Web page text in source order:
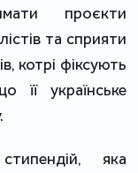
проєкти
та сприяти
котрі фіксують
її українське
яка